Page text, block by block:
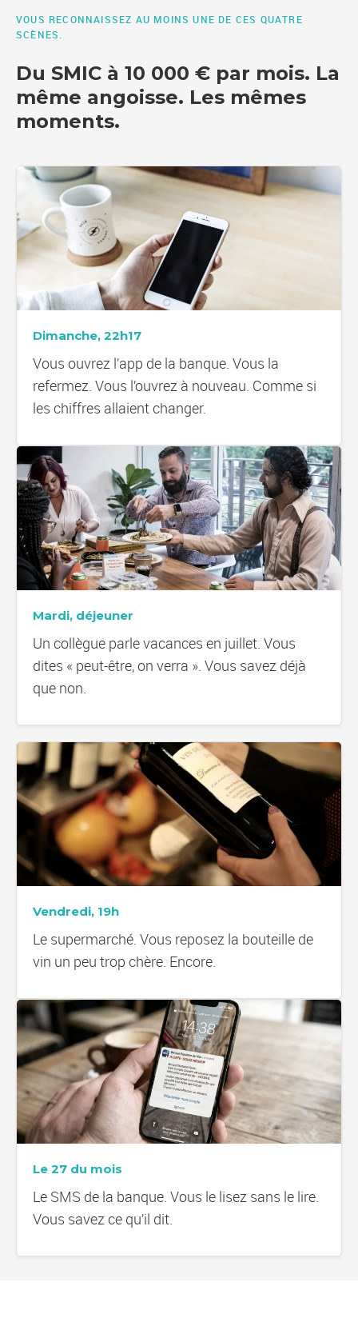
VOUS RECONNAISSEZ AU MOINS UNE DE CES QUATRE
SCÈNES.
Du SMIC à 10 000 € par mois. La
même angoisse. Les mêmes
moments.
Dimanche, 22h17
Vous ouvrez l’app de la banque. Vous la
refermez. Vous l’ouvrez à nouveau. Comme si
les chiffres allaient changer.
Mardi, déjeuner
Un collègue parle vacances en juillet. Vous
dites « peut-être, on verra ». Vous savez déjà
que non.
Vendredi, 19h
Le supermarché. Vous reposez la bouteille de
vin un peu trop chère. Encore.
Le 27 du mois
Le SMS de la banque. Vous le lisez sans le lire.
Vous savez ce qu’il dit.